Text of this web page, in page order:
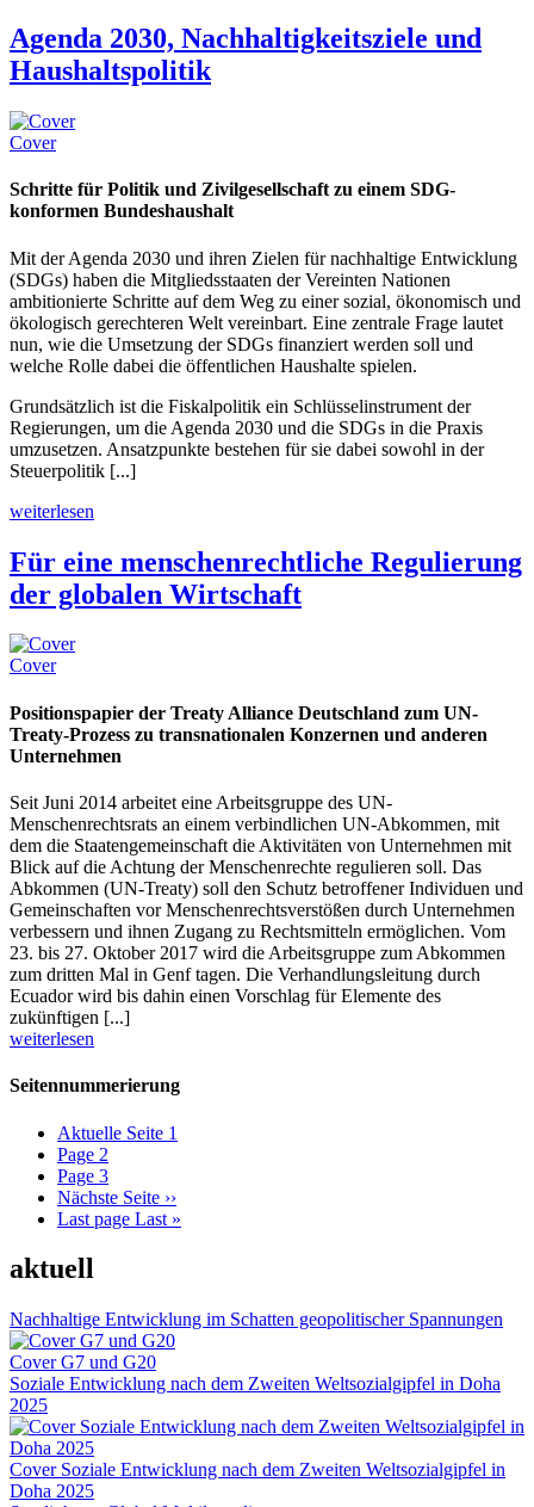
Agenda 2030, Nachhaltigkeitsziele und
Haushaltspolitik
Cover
Schritte für Politik und Zivilgesellschaft zu einem SDG-
konformen Bundeshaushalt
Mit der Agenda 2030 und ihren Zielen für nachhaltige Entwicklung
(SDGs) haben die Mitgliedsstaaten der Vereinten Nationen
ambitionierte Schritte auf dem Weg zu einer sozial, ökonomisch und
ökologisch gerechteren Welt vereinbart. Eine zentrale Frage lautet
nun, wie die Umsetzung der SDGs finanziert werden soll und
welche Rolle dabei die öffentlichen Haushalte spielen.
Grundsätzlich ist die Fiskalpolitik ein Schlüsselinstrument der
Regierungen, um die Agenda 2030 und die SDGs in die Praxis
umzusetzen. Ansatzpunkte bestehen für sie dabei sowohl in der
Steuerpolitik [...]
weiterlesen
Für eine menschenrechtliche Regulierung
der globalen Wirtschaft
Cover
Positionspapier der Treaty Alliance Deutschland zum UN-
Treaty-Prozess zu transnationalen Konzernen und anderen
Unternehmen
Seit Juni 2014 arbeitet eine Arbeitsgruppe des UN-
Menschenrechtsrats an einem verbindlichen UN-Abkommen, mit
dem die Staatengemeinschaft die Aktivitäten von Unternehmen mit
Blick auf die Achtung der Menschenrechte regulieren soll. Das
Abkommen (UN-Treaty) soll den Schutz betroffener Individuen und
Gemeinschaften vor Menschenrechtsverstößen durch Unternehmen
verbessern und ihnen Zugang zu Rechtsmitteln ermöglichen. Vom
23. bis 27. Oktober 2017 wird die Arbeitsgruppe zum Abkommen
zum dritten Mal in Genf tagen. Die Verhandlungsleitung durch
Ecuador wird bis dahin einen Vorschlag für Elemente des
zukünftigen [...]
weiterlesen
Seitennummerierung
Aktuelle Seite 1
Page 2
Page 3
Nächste Seite ››
Last page Last »
aktuell
Nachhaltige Entwicklung im Schatten geopolitischer Spannungen
Cover G7 und G20
Soziale Entwicklung nach dem Zweiten Weltsozialgipfel in Doha
2025
Cover Soziale Entwicklung nach dem Zweiten Weltsozialgipfel in
Doha 2025